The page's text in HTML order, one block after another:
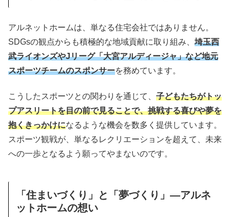
アルネットホームは、単なる住宅会社ではありません。
SDGsの観点からも積極的な地域貢献に取り組み、 埼玉西
武ライオンズやJリーグ「大宮アルディージャ」など地元
スポーツチームのスポンサーを務めています。
こうしたスポーツとの関わりを通じて、 子どもたちがトッ
プアスリートを目の前で見ることで、挑戦する喜びや夢を
抱くきっかけになるような機会を数多く提供しています。
スポーツ観戦が、単なるレクリエーションを超えて、未来
への一歩となるよう願ってやまないのです。
「住まいづくり」と「夢づくり」—アルネ
ットホームの想い